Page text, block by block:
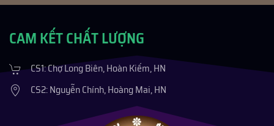
CAM KẾT CHẤT LƯỢNG
CS1: Chợ Long Biên, Hoàn Kiếm, HN
CS2: Nguyễn Chính, Hoàng Mai, HN